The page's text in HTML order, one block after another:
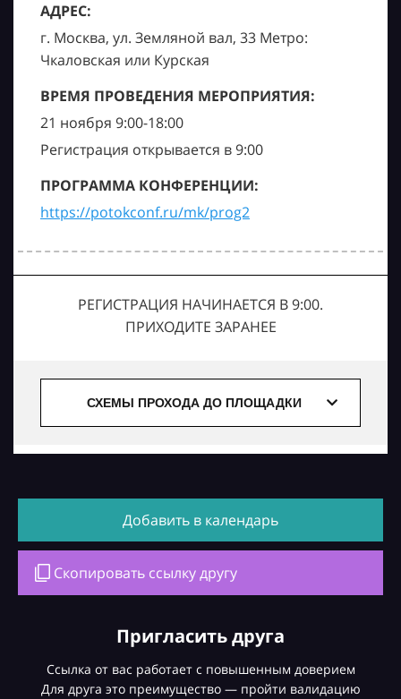
АДРЕС:
г. Москва, ул. Земляной вал, 33 Метро:
Чкаловская или Курская
ВРЕМЯ ПРОВЕДЕНИЯ МЕРОПРИЯТИЯ:
21 ноября 9:00-18:00
Регистрация открывается в 9:00
ПРОГРАММА КОНФЕРЕНЦИИ:
https://potokconf.ru/mk/prog2
РЕГИСТРАЦИЯ НАЧИНАЕТСЯ В 9:00.
ПРИХОДИТЕ ЗАРАНЕЕ
СХЕМЫ ПРОХОДА ДО ПЛОЩАДКИ
Добавить в календарь
Скопировать ссылку другу
Пригласить друга
Ссылка от вас работает с повышенным доверием
Для друга это преимущество — пройти валидацию